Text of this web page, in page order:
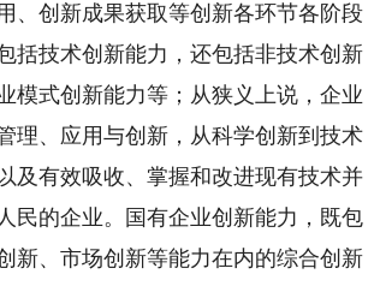
、创新成果获取等创新各环节各阶段
括技术创新能力，还包括非技术创新
模式创新能力等；从狭义上说，企业
理、应用与创新，从科学创新到技术
及有效吸收、掌握和改进现有技术并
民的企业。国有企业创新能力，既包
新、市场创新等能力在内的综合创新